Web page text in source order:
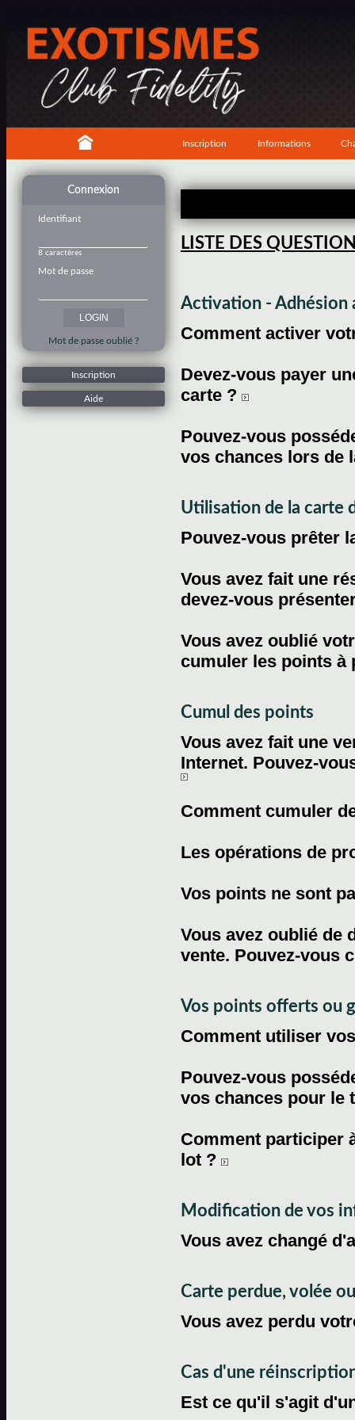
Inscription Informations
Connexion
Identifiant
8 caractères
Mot de passe
Mot de passe oublié ?
Inscription
Aide
LISTE DES
Activation - Adhésion
Comment activer
Devez-vous payer
carte ?
Pouvez-vous
vos chances lors de
Utilisation de la carte
Pouvez-vous prêter
Vous avez fait une
devez-vous
Vous avez oublié
cumuler les points
Cumul des points
Vous avez fait une
Internet. Pouvez-
Comment cumuler
Les opérations de
Vos points ne sont
Vous avez oublié de
vente. Pouvez-vous
Vos points offerts ou
Comment utiliser
Pouvez-vous
vos chances pour le
Comment participer
lot ?
Modification de vos
Vous avez changé
Carte perdue, volée
Vous avez perdu
Cas d'une
Est ce qu'il s'agit